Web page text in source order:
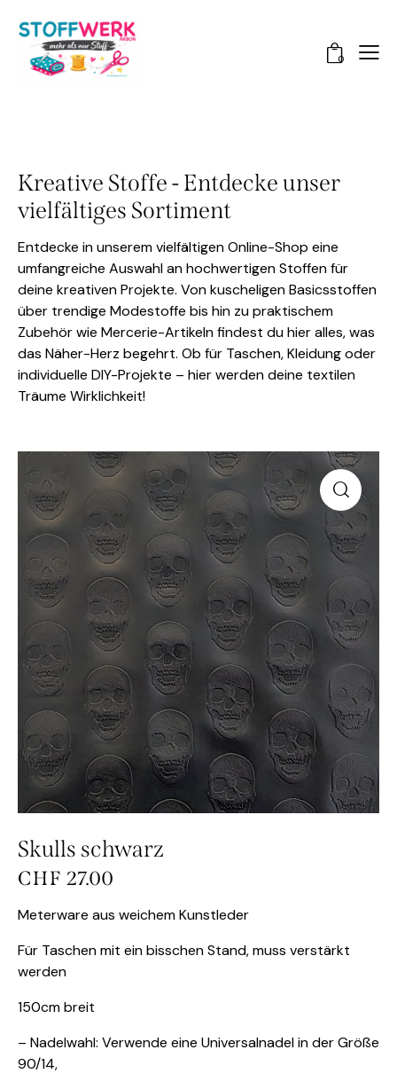
0
Kreative Stoffe - Entdecke unser
vielfältiges Sortiment
Entdecke in unserem vielfältigen Online-Shop eine
umfangreiche Auswahl an hochwertigen Stoffen für
deine kreativen Projekte. Von kuscheligen Basicsstoffen
über trendige Modestoffe bis hin zu praktischem
Zubehör wie Mercerie-Artikeln findest du hier alles, was
das Näher-Herz begehrt. Ob für Taschen, Kleidung oder
individuelle DIY-Projekte – hier werden deine textilen
Träume Wirklichkeit!
Skulls schwarz
CHF 27.00
Meterware aus weichem Kunstleder
Für Taschen mit ein bisschen Stand, muss verstärkt
werden
150cm breit
– Nadelwahl: Verwende eine Universalnadel in der Größe
90/14,